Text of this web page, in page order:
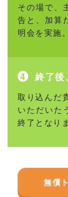
その場で、
告と、加算
明会を実施。
終了後
取り込んだ
いただいた
終了となり
無償